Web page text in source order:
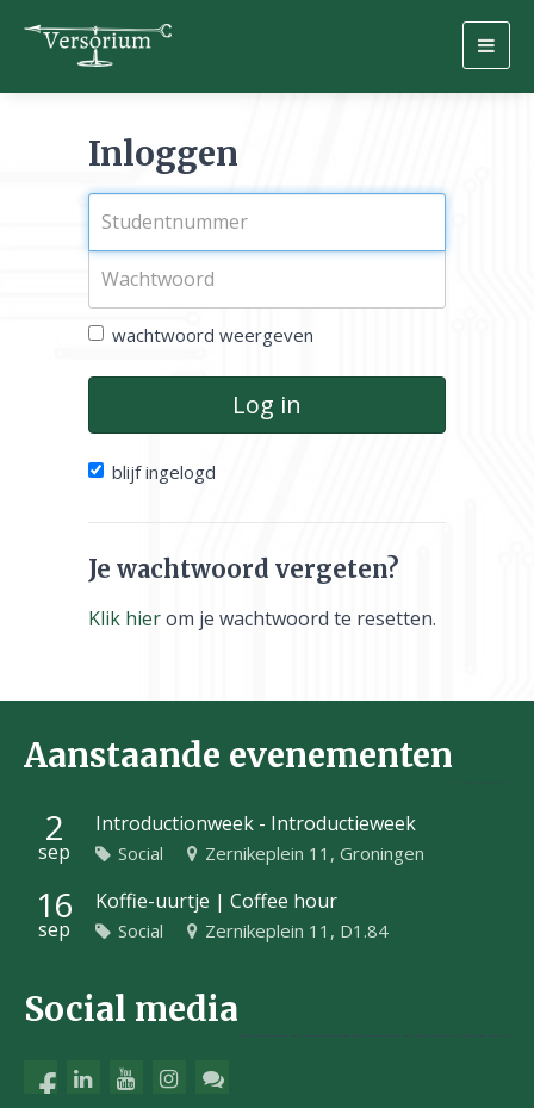
Inloggen
wachtwoord weergeven
Log in
blijf ingelogd
Je wachtwoord vergeten?
Klik hierom je wachtwoord te resetten.
Aanstaande evenementen
2
sep
Introductionweek - Introductieweek
Social Zernikeplein 11, Groningen
16
sep
Koffie-uurtje | Coffee hour
Social Zernikeplein 11, D1.84
Social media